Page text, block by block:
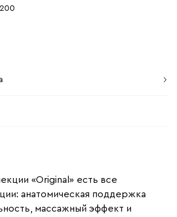
«Original» есть все
анатомическая поддержка
массажный эффект и